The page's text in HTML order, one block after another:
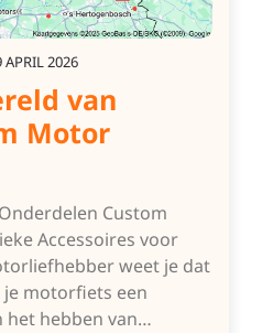
APRIL 2026
van
Motor
Custom
Accessoires voor
weet je dat
motorfiets een
het hebben van…